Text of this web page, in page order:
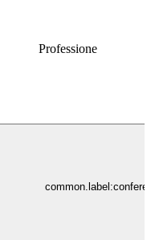
Professione